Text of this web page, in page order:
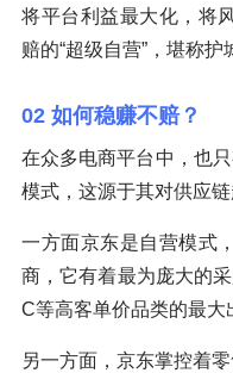
将平台利益最大化，将
赔的“超级自营”，堪称护
02 如何稳赚不赔？
在众多电商平台中，也
模式，这源于其对供应链
一方面京东是自营模式
商，它有着最为庞大的
C等高客单价品类的最大
另一方面，京东掌控着零